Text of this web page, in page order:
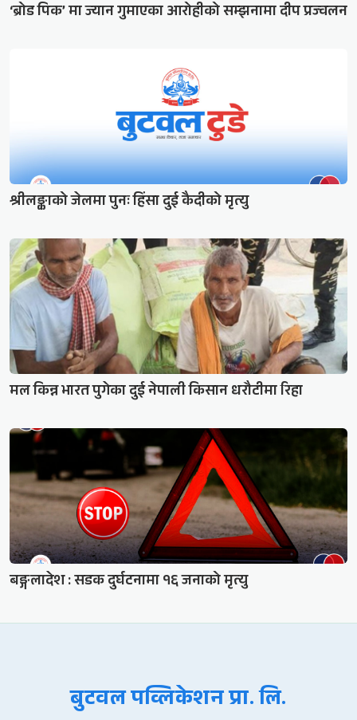
‘ब्रोड पिक’ मा ज्यान गुमाएका आरोहीको सम्झनामा दीप प्रज्वलन
श्रीलङ्काको जेलमा पुनः हिंसा दुई कैदीको मृत्यु
मल किन्न भारत पुगेका दुई नेपाली किसान धरौटीमा रिहा
बङ्गलादेश : सडक दुर्घटनामा १६ जनाको मृत्यु
बुटवल पव्लिकेशन प्रा. लि.